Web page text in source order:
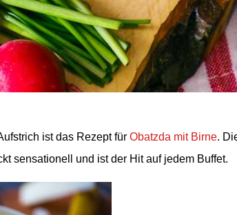
ist das Rezept für Obatzda mit Birne.
sensationell und ist der Hit auf jedem Buffet.